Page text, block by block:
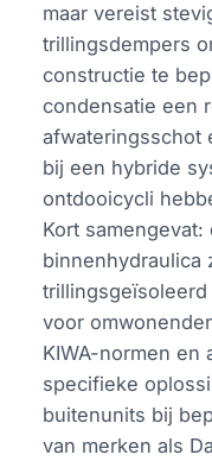
maar vereist
trillingsdempers
constructie te
condensatie een
afwateringsschot
bij een hybride
ontdooicycli
Kort
binnenhydraulica
voor
KIWA-normen en
specifieke
buitenunits bij
van merken als